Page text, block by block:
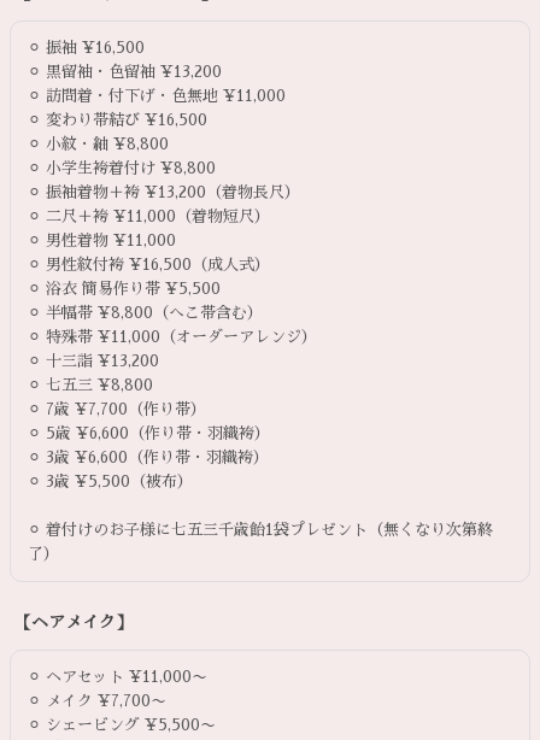
⚪︎ 振袖 ¥16,500
⚪︎ 黒留袖・色留袖 ¥13,200
⚪︎ 訪問着・付下げ・色無地 ¥11,000
⚪︎ 変わり帯結び ¥16,500
⚪︎ 小紋・紬 ¥8,800
⚪︎ 小学生袴着付け ¥8,800
⚪︎ 振袖着物＋袴 ¥13,200（着物長尺）
⚪︎ 二尺＋袴 ¥11,000（着物短尺）
⚪︎ 男性着物 ¥11,000
⚪︎ 男性紋付袴 ¥16,500（成人式）
⚪︎ 浴衣 簡易作り帯 ¥5,500
⚪︎ 半幅帯 ¥8,800（へこ帯含む）
⚪︎ 特殊帯 ¥11,000（オーダーアレンジ）
⚪︎ 十三詣 ¥13,200
⚪︎ 七五三 ¥8,800
⚪︎ 7歳 ¥7,700（作り帯）
⚪︎ 5歳 ¥6,600（作り帯・羽織袴）
⚪︎ 3歳 ¥6,600（作り帯・羽織袴）
⚪︎ 3歳 ¥5,500（被布）
⚪︎ 着付けのお子様に七五三千歳飴1袋プレゼント（無くなり次第終
了）
【ヘアメイク】
⚪︎ ヘアセット ¥11,000〜
⚪︎ メイク ¥7,700〜
⚪︎ シェービング ¥5,500〜